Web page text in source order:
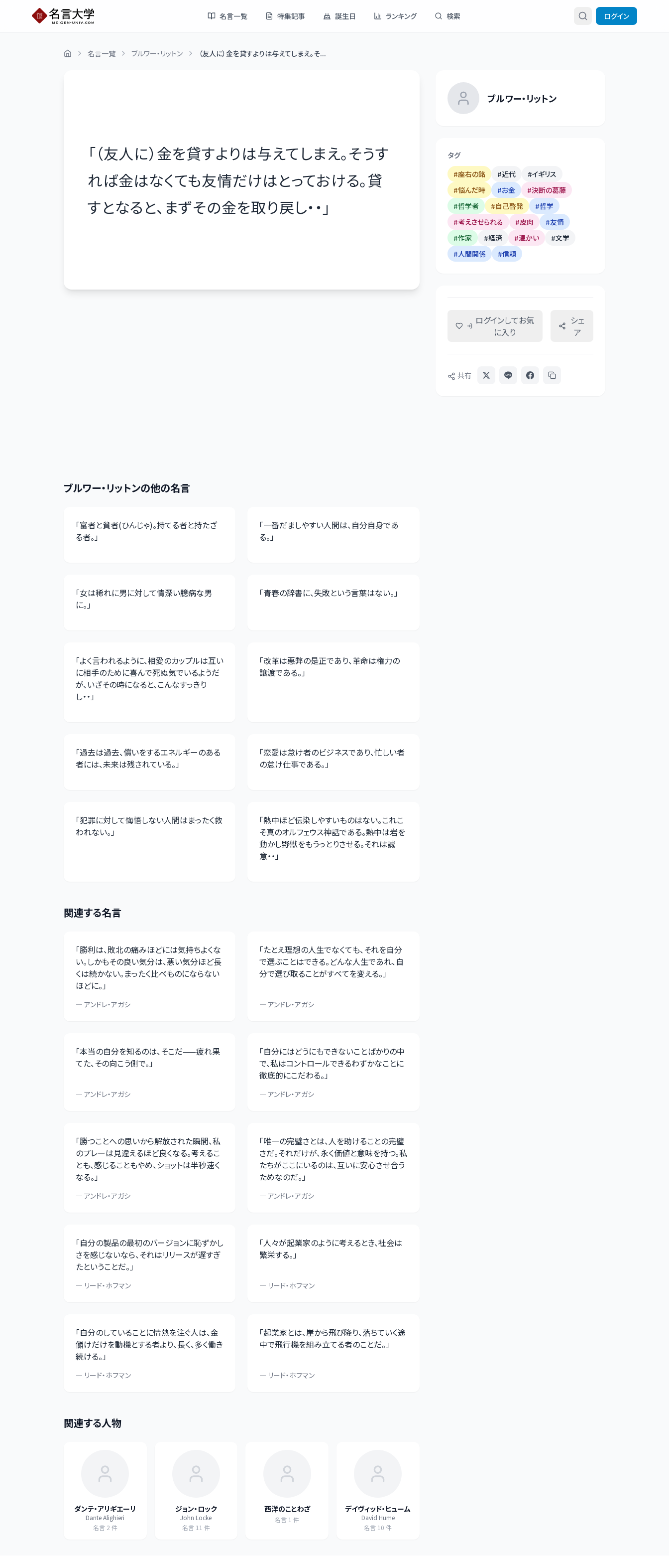
名言一覧 特集記事 誕生日 ランキング 検索 ログイン
名言一覧 ブルワー・リットン （友人に）金を貸すよりは与えてしまえ。そ...
「（友人に）金を貸すよりは与えてしまえ。そうす
れば金はなくても友情だけはとっておける。貸
すとなると、まずその金を取り戻し・・ 」
ブルワー・リットン
タグ
#座右の銘 #近代 #イギリス
#悩んだ時 #お金 #決断の葛藤
#哲学者 #自己啓発 #哲学
#考えさせられる #皮肉 #友情
#作家 #経済 #温かい #文学
#人間関係 #信頼
ログインしてお気
に入り
シェ
ア
共有
ブルワー・リットンの他の名言
「富者と貧者(ひんじゃ)。持てる者と持たざ
る者。」
「一番だましやすい人間は、自分自身であ
る。」
「女は稀れに男に対して情深い――臆病な男
に。」
「青春の辞書に、失敗という言葉はない。」
「よく言われるように、相愛のカップルは互い
に相手のために喜んで死ぬ気でいるようだ
が、いざその時になると、こんなすっきり
し・・」
「改革は悪弊の是正であり、革命は権力の
譲渡である。」
「過去は過去、償いをするエネルギーのある
者には、未来は残されている。」
「恋愛は怠け者のビジネスであり、忙しい者
の怠け仕事である。」
「犯罪に対して悔悟しない人間はまったく救
われない。」
「熱中ほど伝染しやすいものはない。これこ
そ真のオルフェウス神話である。熱中は岩を
動かし野獣をもうっとりさせる。それは誠
意・・」
関連する名言
「勝利は、敗北の痛みほどには気持ちよくな
い。しかもその良い気分は、悪い気分ほど長
くは続かない。まったく比べものにならない
ほどに。」
— アンドレ・アガシ
「たとえ理想の人生でなくても、それを自分
で選ぶことはできる。どんな人生であれ、自
分で選び取ることがすべてを変える。」
—アンドレ・アガシ
「本当の自分を知るのは、そこだ——疲れ果
てた、その向こう側で。」
— アンドレ・アガシ
「自分にはどうにもできないことばかりの中
で、私はコントロールできるわずかなことに
徹底的にこだわる。」
—アンドレ・アガシ
「勝つことへの思いから解放された瞬間、私
のプレーは見違えるほど良くなる。考えるこ
とも、感じることもやめ、ショットは半秒速く
なる。」
— アンドレ・アガシ
「唯一の完璧さとは、人を助けることの完璧
さだ。それだけが、永く価値と意味を持つ。私
たちがここにいるのは、互いに安心させ合う
ためなのだ。」
—アンドレ・アガシ
「自分の製品の最初のバージョンに恥ずかし
さを感じないなら、それはリリースが遅すぎ
たということだ。」
— リード・ホフマン
「人々が起業家のように考えるとき、社会は
繁栄する。」
— リード・ホフマン
「自分のしていることに情熱を注ぐ人は、金
儲けだけを動機とする者より、長く、多く働き
続ける。」
— リード・ホフマン
「起業家とは、崖から飛び降り、落ちていく途
中で飛行機を組み立てる者のことだ。」
— リード・ホフマン
関連する人物
ダンテ・アリギエーリ
Dante Alighieri
名言 2 件
ジョン・ロック
John Locke
名言 11 件
西洋のことわざ
名言 1 件
デイヴィッド・ヒューム
David Hume
名言 10 件